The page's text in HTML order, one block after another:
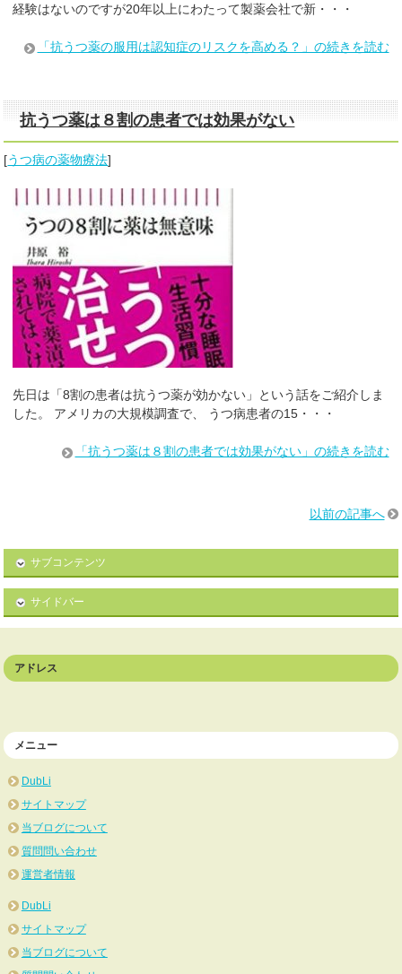
経験はないのですが20年以上にわたって製薬会社で新・・・
「抗うつ薬の服用は認知症のリスクを高める？」の続きを読む
抗うつ薬は８割の患者では効果がない
[うつ病の薬物療法]
先日は「8割の患者は抗うつ薬が効かない」という話をご紹介しま
した。 アメリカの大規模調査で、 うつ病患者の15・・・
「抗うつ薬は８割の患者では効果がない」の続きを読む
以前の記事へ
サブコンテンツ
サイドバー
アドレス
メニュー
DubLi
サイトマップ
当ブログについて
質問問い合わせ
運営者情報
DubLi
サイトマップ
当ブログについて